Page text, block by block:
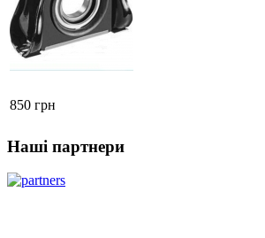
850 грн
Наші партнери